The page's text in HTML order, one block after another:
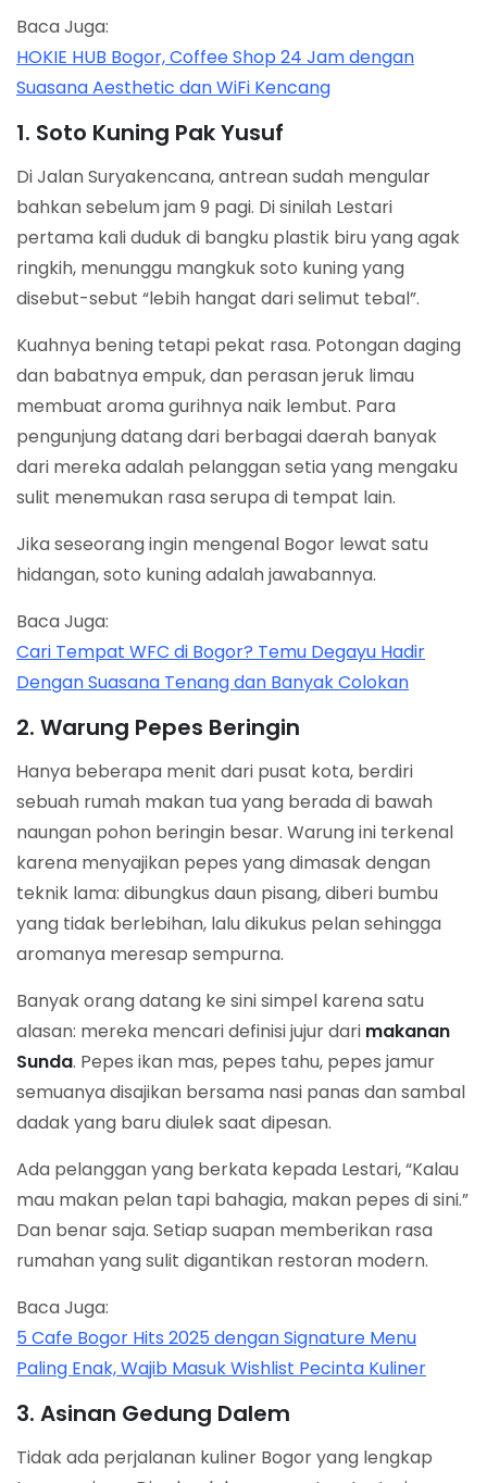
Baca Juga:
HOKIE HUB Bogor, Coffee Shop 24 Jam dengan
Suasana Aesthetic dan WiFi Kencang
1. Soto Kuning Pak Yusuf
Di Jalan Suryakencana, antrean sudah mengular
bahkan sebelum jam 9 pagi. Di sinilah Lestari
pertama kali duduk di bangku plastik biru yang agak
ringkih, menunggu mangkuk soto kuning yang
disebut-sebut “lebih hangat dari selimut tebal”.
Kuahnya bening tetapi pekat rasa. Potongan daging
dan babatnya empuk, dan perasan jeruk limau
membuat aroma gurihnya naik lembut. Para
pengunjung datang dari berbagai daerah banyak
dari mereka adalah pelanggan setia yang mengaku
sulit menemukan rasa serupa di tempat lain.
Jika seseorang ingin mengenal Bogor lewat satu
hidangan, soto kuning adalah jawabannya.
Baca Juga:
Cari Tempat WFC di Bogor? Temu Degayu Hadir
Dengan Suasana Tenang dan Banyak Colokan
2. Warung Pepes Beringin
Hanya beberapa menit dari pusat kota, berdiri
sebuah rumah makan tua yang berada di bawah
naungan pohon beringin besar. Warung ini terkenal
karena menyajikan pepes yang dimasak dengan
teknik lama: dibungkus daun pisang, diberi bumbu
yang tidak berlebihan, lalu dikukus pelan sehingga
aromanya meresap sempurna.
Banyak orang datang ke sini simpel karena satu
alasan: mereka mencari definisi jujur dari makanan
Sunda. Pepes ikan mas, pepes tahu, pepes jamur
semuanya disajikan bersama nasi panas dan sambal
dadak yang baru diulek saat dipesan.
Ada pelanggan yang berkata kepada Lestari, “Kalau
mau makan pelan tapi bahagia, makan pepes di sini.”
Dan benar saja. Setiap suapan memberikan rasa
rumahan yang sulit digantikan restoran modern.
Baca Juga:
5 Cafe Bogor Hits 2025 dengan Signature Menu
Paling Enak, Wajib Masuk Wishlist Pecinta Kuliner
3. Asinan Gedung Dalem
Tidak ada perjalanan kuliner Bogor yang lengkap